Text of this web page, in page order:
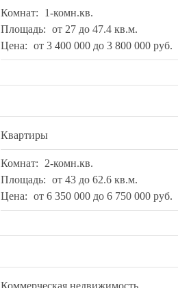
Комнат:
1-комн.кв.
Площадь: от 27 до 47.4 кв.м.
Цена: от 3 400 000 до 3 800 000 руб.
Квартиры
Комнат:
2-комн.кв.
Площадь: от 43 до 62.6 кв.м.
Цена: от 6 350 000 до 6 750 000 руб.
Коммерческая недвижимость